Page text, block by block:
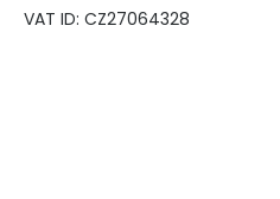
VAT ID: CZ27064328